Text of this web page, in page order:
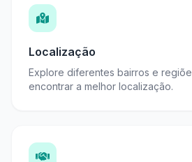
Localização
Explore diferentes bairros e
encontrar a melhor localização.